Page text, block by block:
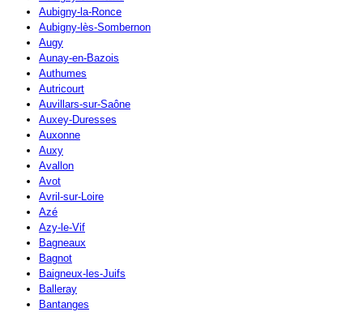
Aubigny-la-Ronce
Aubigny-lès-Sombernon
Augy
Aunay-en-Bazois
Authumes
Autricourt
Auvillars-sur-Saône
Auxey-Duresses
Auxonne
Auxy
Avallon
Avot
Avril-sur-Loire
Azé
Azy-le-Vif
Bagneaux
Bagnot
Baigneux-les-Juifs
Balleray
Bantanges